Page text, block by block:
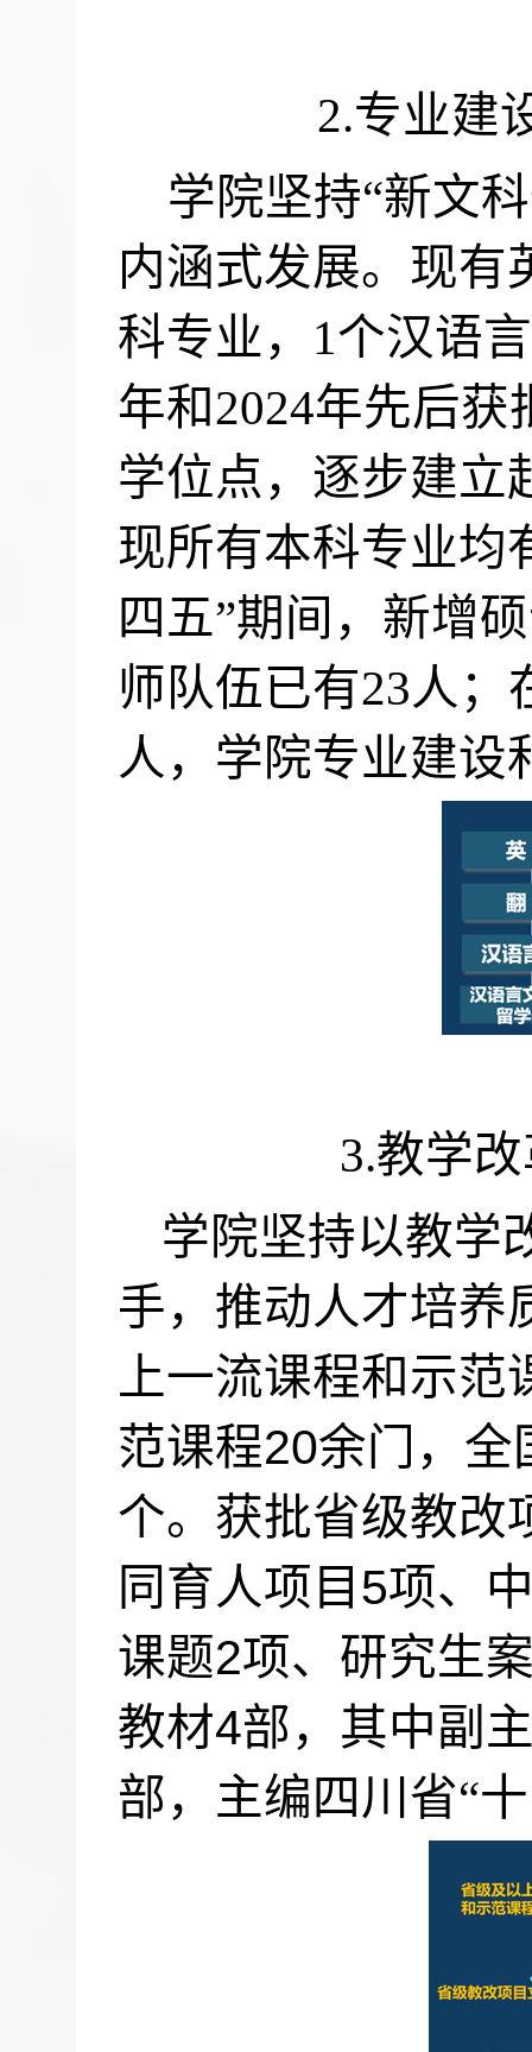
2.专业建
学院坚持“新文
内涵式发展。现有
科专业， 1个汉语
年和2024年先后获
学位点，逐步建立
现所有本科专业均
四五”期间，新增
师队伍已有23人；
人，学院专业建设
3.教学
学院坚持以教学
手，推动人才培养
上一流课程和示范
范课程20余门，全
个。获批省级教改
同育人项目 5项、
课题2项、研究生
教材4部，其中副
部，主编四川省“